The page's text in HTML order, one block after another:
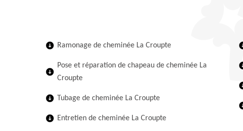
Ramonage de cheminée La Croupte
Pose et réparation de chapeau de cheminée La
Croupte
Tubage de cheminée La Croupte
Entretien de cheminée La Croupte